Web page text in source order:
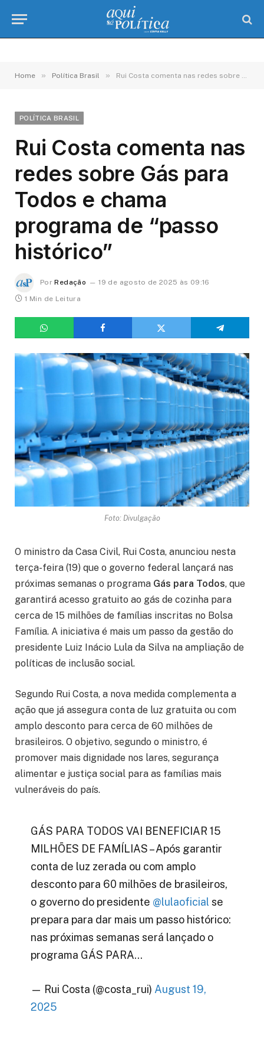
Home » Política Brasil » Rui Costa comenta nas redes sobre Gás para Todos e chama programa de “passo histórico”
POLÍTICA BRASIL
Rui Costa comenta nas
redes sobre Gás para
Todos e chama
programa de “passo
histórico”
Por Redação
19 de agosto de 2025 às 09:16
1 Min de Leitura
Foto: Divulgação
O ministro da Casa Civil, Rui Costa, anunciou nesta
terça-feira (19) que o governo federal lançará nas
próximas semanas o programa Gás para Todos, que
garantirá acesso gratuito ao gás de cozinha para
cerca de 15 milhões de famílias inscritas no Bolsa
Família. A iniciativa é mais um passo da gestão do
presidente Luiz Inácio Lula da Silva na ampliação de
políticas de inclusão social.
Segundo Rui Costa, a nova medida complementa a
ação que já assegura conta de luz gratuita ou com
amplo desconto para cerca de 60 milhões de
brasileiros. O objetivo, segundo o ministro, é
promover mais dignidade nos lares, segurança
alimentar e justiça social para as famílias mais
vulneráveis do país.
GÁS PARA TODOS VAI BENEFICIAR 15
MILHÕES DE FAMÍLIAS – Após garantir
conta de luz zerada ou com amplo
desconto para 60 milhões de brasileiros,
o governo do presidente @lulaoficial se
prepara para dar mais um passo histórico:
nas próximas semanas será lançado o
programa GÁS PARA…
— Rui Costa (@costa_rui) August 19,
2025